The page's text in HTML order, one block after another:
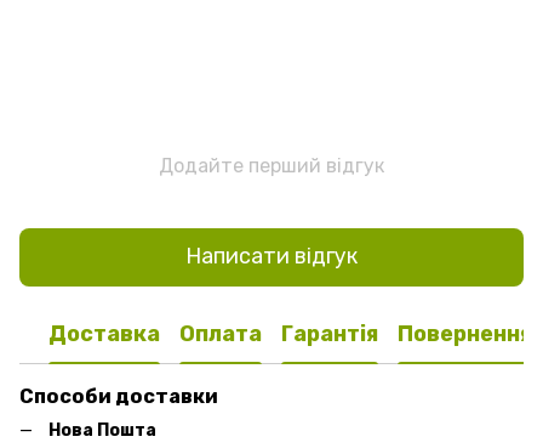
Додайте перший відгук
Написати відгук
Доставка Оплата Гарантія Повернення
Способи доставки
Нова Пошта